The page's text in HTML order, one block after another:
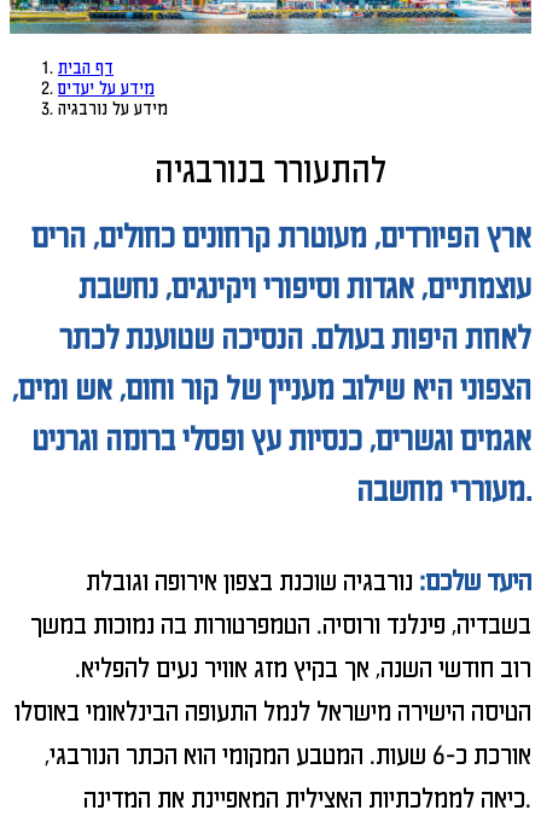
דף הבית
מידע על יעדים
מידע על נורבגיה
להתעורר בנורבגיה
ארץ הפיורדים, מעוטרת קרחונים כחולים, הרים
עוצמתיים, אגדות וסיפורי ויקינגים, נחשבת
לאחת היפות בעולם. הנסיכה שטוענת לכתר
הצפוני היא שילוב מעניין של קור וחום, אש ומים,
אגמים וגשרים, כנסיות עץ ופסלי ברונזה וגרניט
מעוררי מחשבה.
היעד שלכם: נורבגיה שוכנת בצפון אירופה וגובלת
בשבדיה, פינלנד ורוסיה. הטמפרטורות בה נמוכות במשך
רוב חודשי השנה, אך בקיץ מזג אוויר נעים להפליא.
הטיסה הישירה מישראל לנמל התעופה הבינלאומי באוסלו
אורכת כ-6 שעות. המטבע המקומי הוא הכתר הנורבגי,
כיאה לממלכתיות האצילית המאפיינת את המדינה.